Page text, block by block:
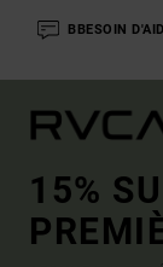
BBESOIN
15%